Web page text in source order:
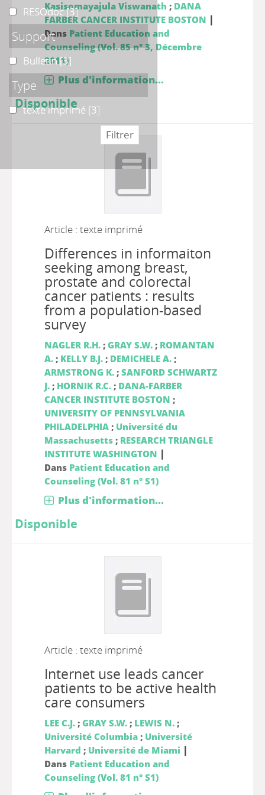
Kasisomayajula Viswanath ; DANA
FARBER CANCER INSTITUTE BOSTON |
Dans Patient Education and
Counseling (Vol. 85 n° 3, Décembre
2011)
Plus d'information...
Disponible
Article : texte imprimé
Differences in informaiton
seeking among breast,
prostate and colorectal
cancer patients : results
from a population-based
survey
NAGLER R.H.; GRAY S.W.; ROMANTAN
A.; KELLY B.J.; DEMICHELE A.;
ARMSTRONG K.; SANFORD SCHWARTZ
J.; HORNIK R.C.; DANA-FARBER
CANCER INSTITUTE BOSTON ;
UNIVERSITY OF PENNSYLVANIA
PHILADELPHIA; Université du
Massachusetts; RESEARCH TRIANGLE
INSTITUTE WASHINGTON |
Dans Patient Education and
Counseling (Vol. 81 n° S1)
Plus d'information...
Disponible
Article : texte imprimé
Internet use leads cancer
patients to be active health
care consumers
LEE C.J.; GRAY S.W.; LEWIS N.;
Université Columbia; Université
Harvard ; Université de Miami |
Dans Patient Education and
Counseling (Vol. 81 n° S1)
RESOdoc
RESOdoc[3]
Support
Bulletin
Bulletin[3]
Type
texte imprimé
texte imprimé [3]